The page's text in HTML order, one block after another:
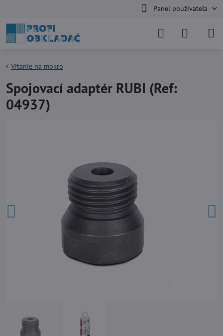
Panel používateľa
Vŕtanie na mokro
Spojovací adaptér RUBI (Ref:
04937)